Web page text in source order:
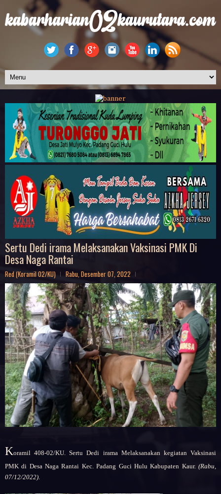
Sertu Dedi irama Melaksanakan Vaksinasi PMK Di
Desa Naga Rantai
Red (Koramil 02/KU) Rabu, Desember 07, 2022
Koramil 408-02/KU. Sertu Dedi irama Melaksanakan kegiatan Vaksinasi
PMK di Desa Naga Rantai Kec. Padang Guci Hulu Kabupaten Kaur. (Rabu,
07/12/2022)